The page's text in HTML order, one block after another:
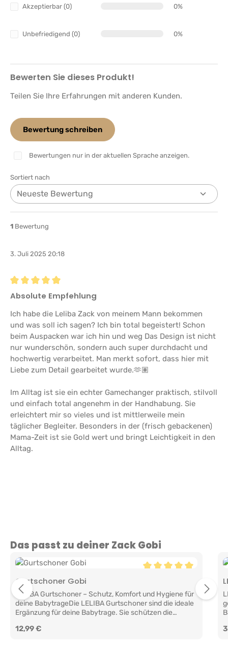
Akzeptierbar (0) 0%
Unbefriedigend (0) 0%
Bewerten Sie dieses Produkt!
Teilen Sie Ihre Erfahrungen mit anderen Kunden.
Bewertung schreiben
Bewertungen nur in der aktuellen Sprache anzeigen.
Sortiert nach
1 Bewertung
3. Juli 2025 20:18
Bewertung mit 5 von 5 Sternen
Absolute Empfehlung
Ich habe die Leliba Zack von meinem Mann bekommen
und was soll ich sagen? Ich bin total begeistert! Schon
beim Auspacken war ich hin und weg Das Design ist nicht
nur wunderschön, sondern auch super durchdacht und
hochwertig verarbeitet. Man merkt sofort, dass hier mit
Liebe zum Detail gearbeitet wurde.🫶🏽
Im Alltag ist sie ein echter Gamechanger praktisch, stilvoll
und einfach total angenehm in der Handhabung. Sie
erleichtert mir so vieles und ist mittlerweile mein
täglicher Begleiter. Besonders in der (frisch gebackenen)
Mama-Zeit ist sie Gold wert und bringt Leichtigkeit in den
Alltag.
Produktgalerie überspringen
Das passt zu deiner Zack Gobi
Durchschnittliche
Gurtschoner Gobi
LELIBA Gurtschoner – Schutz, Komfort und Hygiene für
deine BabytrageDie LELIBA Gurtschoner sind die ideale
Ergänzung für deine Babytrage. Sie schützen die
Spuckunfällen und Abnutzung und sorgen gleichzeitig
Regulärer Preis:
12,99 €